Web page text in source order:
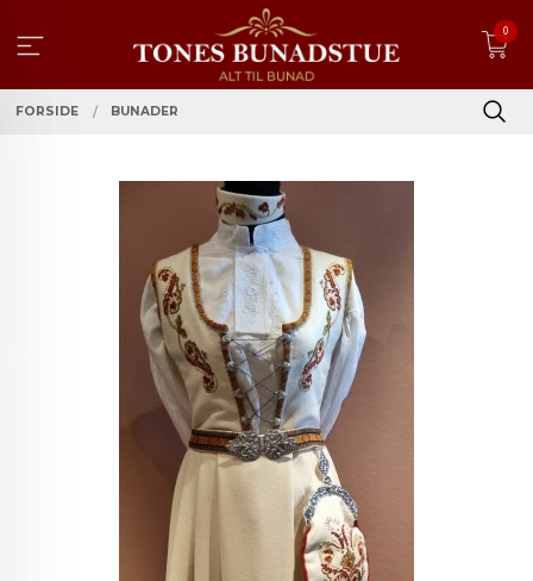
innholdet
0
FORSIDE BUNADER